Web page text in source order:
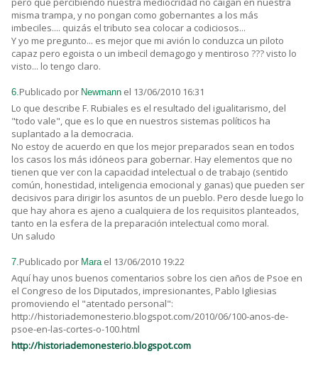
misma trampa, y no pongan como gobernantes a los más
imbeciles.... quizás el tributo sea colocar a codiciosos...
Y yo me pregunto... es mejor que mi avión lo conduzca un piloto
capaz pero egoista o un imbecil demagogo y mentiroso ??? visto lo
visto... lo tengo claro.
6.Publicado por Newmann el 13/06/2010 16:31
Lo que describe F. Rubiales es el resultado del igualitarismo, del
"todo vale", que es lo que en nuestros sistemas políticos ha
suplantado a la democracia.
No estoy de acuerdo en que los mejor preparados sean en todos
los casos los más idóneos para gobernar. Hay elementos que no
tienen que ver con la capacidad intelectual o de trabajo (sentido
común, honestidad, inteligencia emocional y ganas) que pueden ser
decisivos para dirigir los asuntos de un pueblo. Pero desde luego lo
que hay ahora es ajeno a cualquiera de los requisitos planteados,
tanto en la esfera de la preparación intelectual como moral.
Un saludo
7.Publicado por Mara el 13/06/2010 19:22
Aquí hay unos buenos comentarios sobre los cien años de Psoe en
el Congreso de los Diputados, impresionantes, Pablo Igliesias
promoviendo el "atentado personal":
http://historiademonesterio.blogspot.com/2010/06/100-anos-de-
psoe-en-las-cortes-o-100.html
http://historiademonesterio.blogspot.com